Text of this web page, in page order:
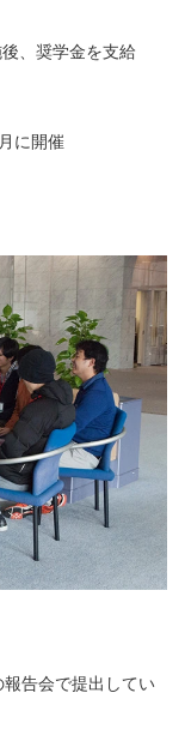
、奨学金を支給
に開催
告会で提出してい